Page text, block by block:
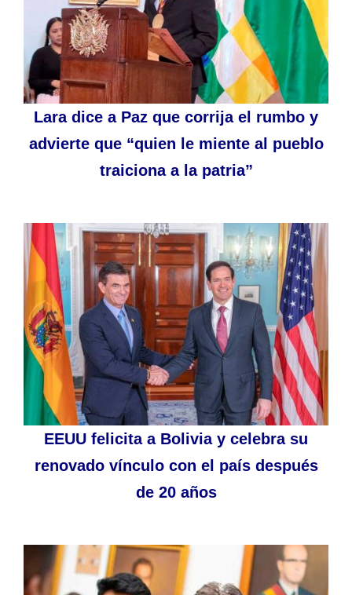
Lara dice a Paz que corrija el rumbo y
advierte que “quien le miente al pueblo
traiciona a la patria”
EEUU felicita a Bolivia y celebra su
renovado vínculo con el país después
de 20 años